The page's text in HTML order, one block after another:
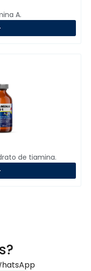
A.
de tiamina.